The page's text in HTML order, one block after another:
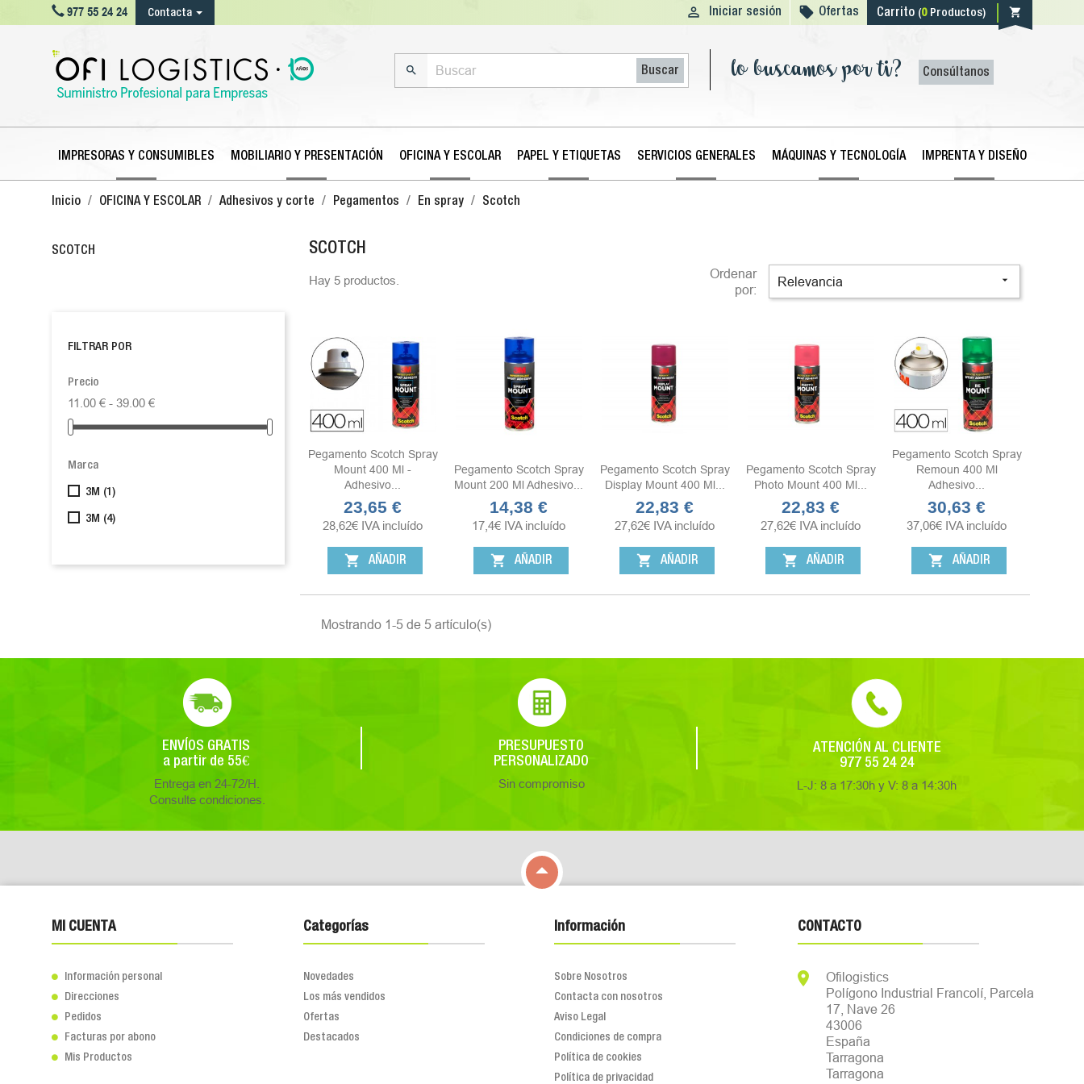
977 55 24 24 Contacta  Iniciar sesión  Ofertas Carrito (0Productos) shopping_cart
 Buscar lo buscamos por ti? Consúltanos
IMPRESORAS Y CONSUMIBLES MOBILIARIO Y PRESENTACIÓN OFICINA Y ESCOLAR PAPEL Y ETIQUETAS SERVICIOS GENERALES MÁQUINAS Y TECNOLOGÍA IMPRENTA Y DISEÑO
Inicio OFICINA Y ESCOLAR Adhesivos y corte Pegamentos En spray Scotch
SCOTCH
FILTRAR POR
Precio
11.00 € - 39.00 €
Marca
3M (1)
3M (4)
SCOTCH
Hay 5 productos.
Ordenar
por:
Relevancia 
Pegamento Scotch Spray
Mount 400 Ml -
Adhesivo...
Precio
23,65 €
28,62€ IVA incluído
shopping_cart AÑADIR
Pegamento Scotch Spray
Mount 200 Ml Adhesivo...
Precio
14,38 €
17,4€ IVA incluído
shopping_cart AÑADIR
Pegamento Scotch Spray
Display Mount 400 Ml...
Precio
22,83 €
27,62€ IVA incluído
shopping_cart AÑADIR
Pegamento Scotch Spray
Photo Mount 400 Ml...
Precio
22,83 €
27,62€ IVA incluído
shopping_cart AÑADIR
Pegamento Scotch Spray
Remoun 400 Ml
Adhesivo...
Precio
30,63 €
37,06€ IVA incluído
shopping_cart AÑADIR
Mostrando 1-5 de 5 artículo(s)
ENVÍOS GRATIS
a partir de 55€
Entrega en 24-72/H.
Consulte condiciones.
PRESUPUESTO
PERSONALIZADO
Sin compromiso
ATENCIÓN AL CLIENTE
977 55 24 24
L-J: 8 a 17:30h y V: 8 a 14:30h

MI CUENTA
 Información personal
 Direcciones
 Pedidos
 Facturas por abono
 Mis Productos
Categorías
Novedades
Los más vendidos
Ofertas
Destacados
Información
Sobre Nosotros
Contacta con nosotros
Aviso Legal
Condiciones de compra
Política de cookies
Política de privacidad
CONTACTO

Ofilogistics
Polígono Industrial Francolí, Parcela
17, Nave 26
43006
España
Tarragona
Tarragona